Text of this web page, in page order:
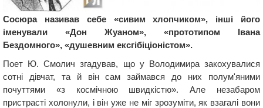
Сосюра називав себе «сивим хлопчиком», інші його
іменували «Дон Жуаном», «прототипом Івана
Бездомного», «душевним ексгібіціоністом».
Поет Ю. Смолич згадував, що у Володимира закохувалися
сотні дівчат, та й він сам займався до них полум'яними
почуттями «з космічною швидкістю». Але незабаром
пристрасті холонули, і він уже не міг зрозуміти, як взагалі вони